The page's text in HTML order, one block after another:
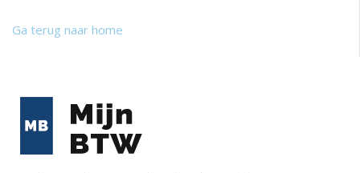
Ga terug naar home